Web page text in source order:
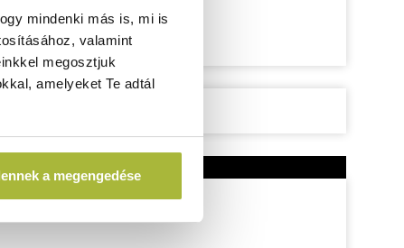
mindenki más is, mi is
valamint
megosztjuk
amelyeket Te adtál
a megengedése